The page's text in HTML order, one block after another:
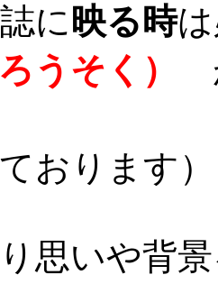
に映る時
うそく）
おります）
思いや背